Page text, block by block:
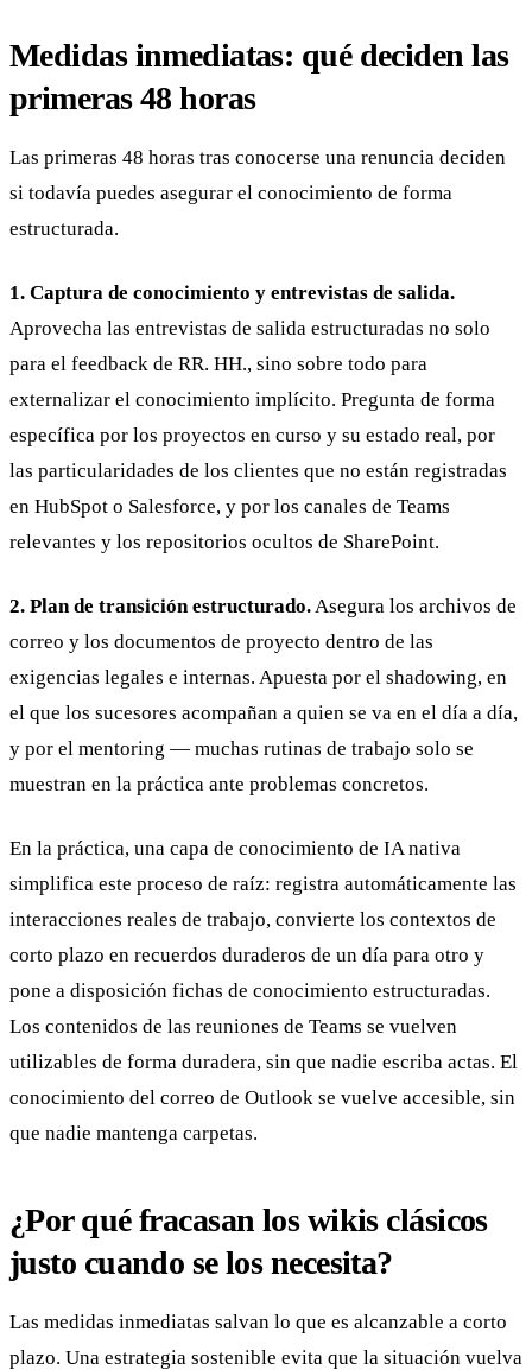
Medidas inmediatas: qué deciden las
primeras 48 horas
Las primeras 48 horas tras conocerse una renuncia deciden
si todavía puedes asegurar el conocimiento de forma
estructurada.
1. Captura de conocimiento y entrevistas de salida.
Aprovecha las entrevistas de salida estructuradas no solo
para el feedback de RR. HH., sino sobre todo para
externalizar el conocimiento implícito. Pregunta de forma
específica por los proyectos en curso y su estado real, por
las particularidades de los clientes que no están registradas
en HubSpot o Salesforce, y por los canales de Teams
relevantes y los repositorios ocultos de SharePoint.
2. Plan de transición estructurado.Asegura los archivos de
correo y los documentos de proyecto dentro de las
exigencias legales e internas. Apuesta por el shadowing, en
el que los sucesores acompañan a quien se va en el día a día,
y por el mentoring — muchas rutinas de trabajo solo se
muestran en la práctica ante problemas concretos.
En la práctica, una capa de conocimiento de IA nativa
simplifica este proceso de raíz: registra automáticamente las
interacciones reales de trabajo, convierte los contextos de
corto plazo en recuerdos duraderos de un día para otro y
pone a disposición fichas de conocimiento estructuradas.
Los contenidos de las reuniones de Teams se vuelven
utilizables de forma duradera, sin que nadie escriba actas. El
conocimiento del correo de Outlook se vuelve accesible, sin
que nadie mantenga carpetas.
¿Por qué fracasan los wikis clásicos
justo cuando se los necesita?
Las medidas inmediatas salvan lo que es alcanzable a corto
plazo. Una estrategia sostenible evita que la situación vuelva